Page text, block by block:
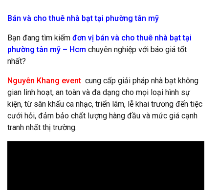
Bán và cho thuê nhà bạt tại phường tân mỹ
Bạn đang tìm kiếm đơn vị bán và cho thuê nhà bạt tại
phường tân mỹ – Hcm chuyên nghiệp với báo giá tốt
nhất?
Nguyên Khang event cung cấp giải pháp nhà bạt không
gian linh hoạt, an toàn và đa dạng cho mọi loại hình sự
kiện, từ sân khấu ca nhạc, triển lãm, lễ khai trương đến tiệc
cưới hỏi, đảm bảo chất lượng hàng đầu và mức giá cạnh
tranh nhất thị trường.